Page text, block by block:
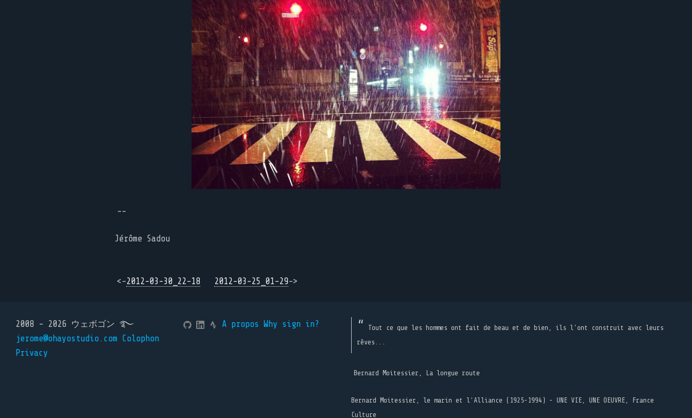
--
Jérôme Sadou
<-2012-03-30_22-18 2012-03-25_01-29->
2008 - 2026 ウェボゴン ࿐
jerome@ohayostudio.com Colophon
Privacy
A propos Why sign in?
Tout ce que les hommes ont fait de beau et de bien, ils l'ont construit avec leurs
rêves...
Bernard Moitessier, La longue route
Bernard Moitessier, le marin et l’Alliance (1925-1994) - UNE VIE, UNE OEUVRE, France
Culture